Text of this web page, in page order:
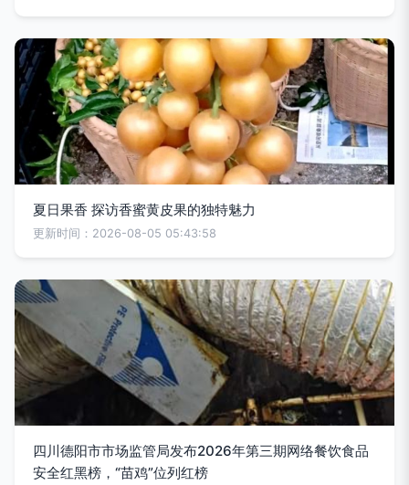
夏日果香 探访香蜜黄皮果的独特魅力
更新时间：2026-08-05 05:43:58
四川德阳市市场监管局发布2026年第三期网络餐饮食品
安全红黑榜，“苗鸡”位列红榜